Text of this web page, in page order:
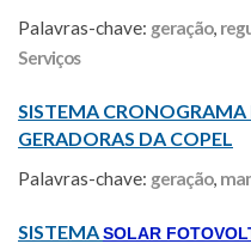
Palavras-chave: geração,
Serviços
SISTEMA CRONOGRAMA
GERADORAS DA COPEL
Palavras-chave: geração,
SISTEMASOLAR